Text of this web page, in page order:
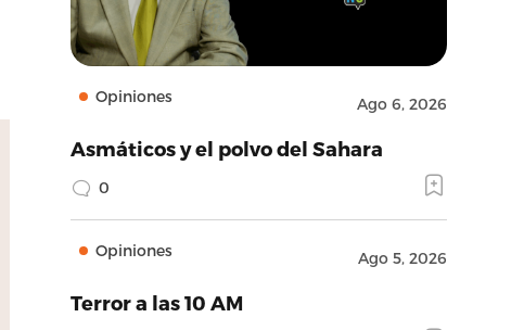
Opiniones Ago 6, 2026
Asmáticos y el polvo del Sahara
0
Opiniones Ago 5, 2026
Terror a las 10 AM